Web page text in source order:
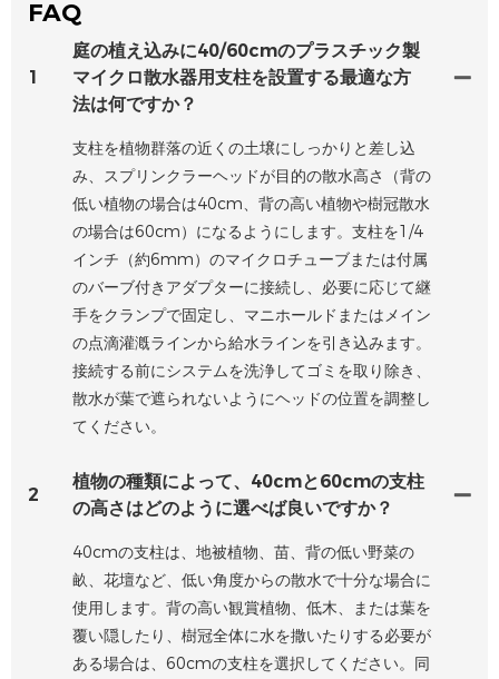
FAQ
1
庭の植え込みに40/60cmのプラスチック製
マイクロ散水器用支柱を設置する最適な方
法は何ですか？
支柱を植物群落の近くの土壌にしっかりと差し込
み、スプリンクラーヘッドが目的の散水高さ（背の
低い植物の場合は40cm、背の高い植物や樹冠散水
の場合は60cm）になるようにします。支柱を1/4
インチ（約6mm）のマイクロチューブまたは付属
のバーブ付きアダプターに接続し、必要に応じて継
手をクランプで固定し、マニホールドまたはメイン
の点滴灌漑ラインから給水ラインを引き込みます。
接続する前にシステムを洗浄してゴミを取り除き、
散水が葉で遮られないようにヘッドの位置を調整し
てください。
2
植物の種類によって、40cmと60cmの支柱
の高さはどのように選べば良いですか？
40cmの支柱は、地被植物、苗、背の低い野菜の
畝、花壇など、低い角度からの散水で十分な場合に
使用します。背の高い観賞植物、低木、または葉を
覆い隠したり、樹冠全体に水を撒いたりする必要が
ある場合は、60cmの支柱を選択してください。同